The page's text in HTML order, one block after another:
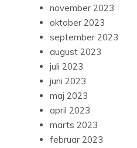
november 2023
oktober 2023
september 2023
august 2023
juli 2023
juni 2023
maj 2023
april 2023
marts 2023
februar 2023